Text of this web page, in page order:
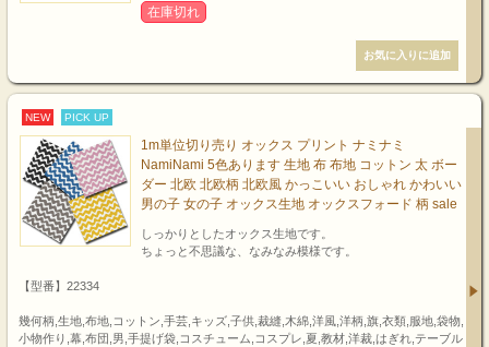
在庫切れ
NEW PICK UP
1m単位切り売り オックス プリント ナミナミ
NamiNami 5色あります 生地 布 布地 コットン 太 ボー
ダー 北欧 北欧柄 北欧風 かっこいい おしゃれ かわいい
男の子 女の子 オックス生地 オックスフォード 柄 sale
しっかりとしたオックス生地です。
ちょっと不思議な、なみなみ模様です。
【型番】22334
幾何柄,生地,布地,コットン,手芸,キッズ,子供,裁縫,木綿,洋風,洋柄,旗,衣類,服地,袋物,
小物作り,幕,布団,男,手提げ袋,コスチューム,コスプレ,夏,教材,洋裁,はぎれ,テーブル